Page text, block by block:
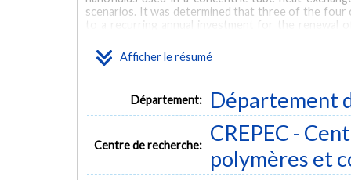
Afficher le résumé
scenarios. It was determined that three of the four
to a recurring annual investment for the renewal
investment of less than a year. Finally, a tool
heat exchanger geometry was developed.
Département: Département
Centre de recherche:
CREPEC -
polymères et